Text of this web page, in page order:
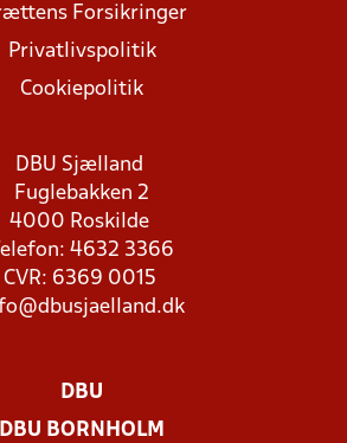
Forsikringer
Privatlivspolitik
Cookiepolitik
DBU Sjælland
Fuglebakken 2
4000 Roskilde
Telefon: 4632 3366
CVR: 6369 0015
DBU
DBU BORNHOLM